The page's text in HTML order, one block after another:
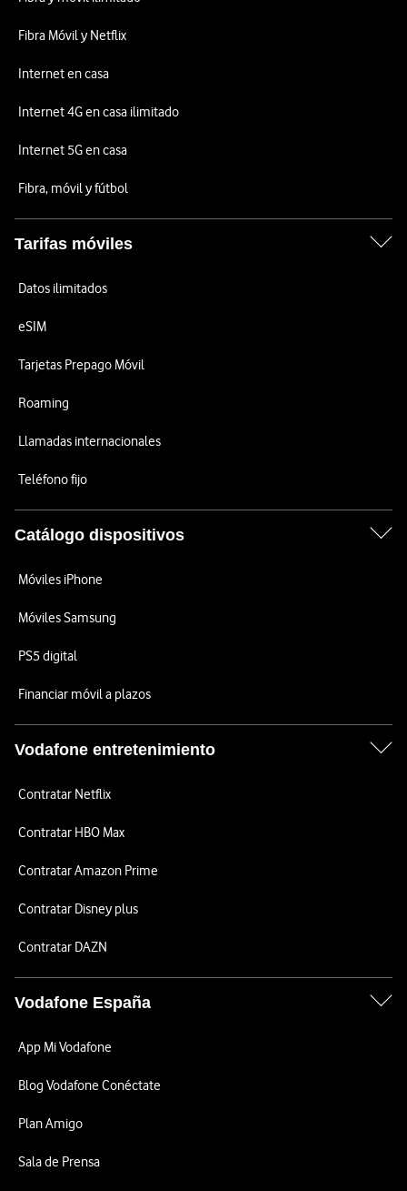
Fibra Móvil y Netflix
Internet en casa
Internet 4G en casa ilimitado
Internet 5G en casa
Fibra, móvil y fútbol
Tarifas móviles
Datos ilimitados
eSIM
Tarjetas Prepago Móvil
Roaming
Llamadas internacionales
Teléfono fijo
Catálogo dispositivos
Móviles iPhone
Móviles Samsung
PS5 digital
Financiar móvil a plazos
Vodafone entretenimiento
Contratar Netflix
Contratar HBO Max
Contratar Amazon Prime
Contratar Disney plus
Contratar DAZN
Vodafone España
App Mi Vodafone
Blog Vodafone Conéctate
Plan Amigo
Sala de Prensa